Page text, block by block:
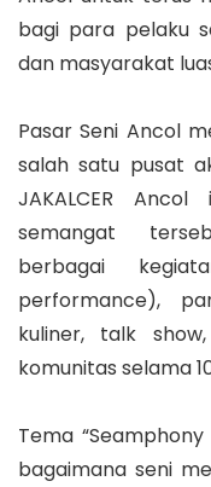
bagi para pelaku
dan masyarakat
Pasar Seni Ancol
salah satu pusat
JAKALCER
semangat
berbagai
performance),
kuliner, talk
komunitas selama
Tema
bagaimana seni